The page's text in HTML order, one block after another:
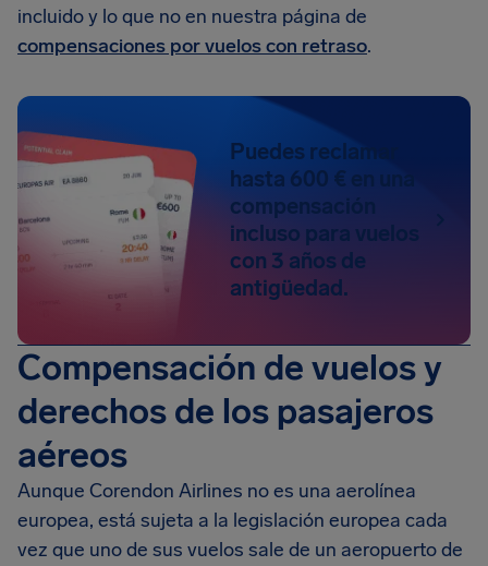
incluido y lo que no en nuestra página de
compensaciones por vuelos con retraso.
Puedes reclamar
hasta 600 € en una
compensación
incluso para vuelos
con 3 años de
antigüedad.
Compensación de vuelos y
derechos de los pasajeros
aéreos
Aunque Corendon Airlines no es una aerolínea
europea, está sujeta a la legislación europea cada
vez que uno de sus vuelos sale de un aeropuerto de